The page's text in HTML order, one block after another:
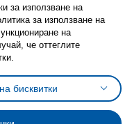
(Cookies)
на бисквитки
за личните данни
данни на ikea.bg
IKEA Family
за използване на
за използване на
на
че оттеглите
бисквитки